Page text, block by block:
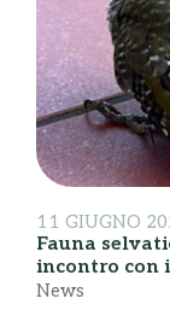
11 GIUGNO
Fauna
incontro con
News